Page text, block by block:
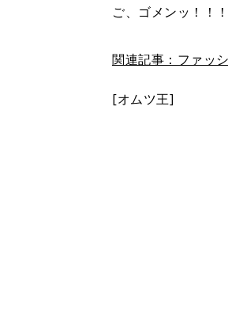
ご、ゴメンッ！！！
関連記事：ファッ
[オムツ王]